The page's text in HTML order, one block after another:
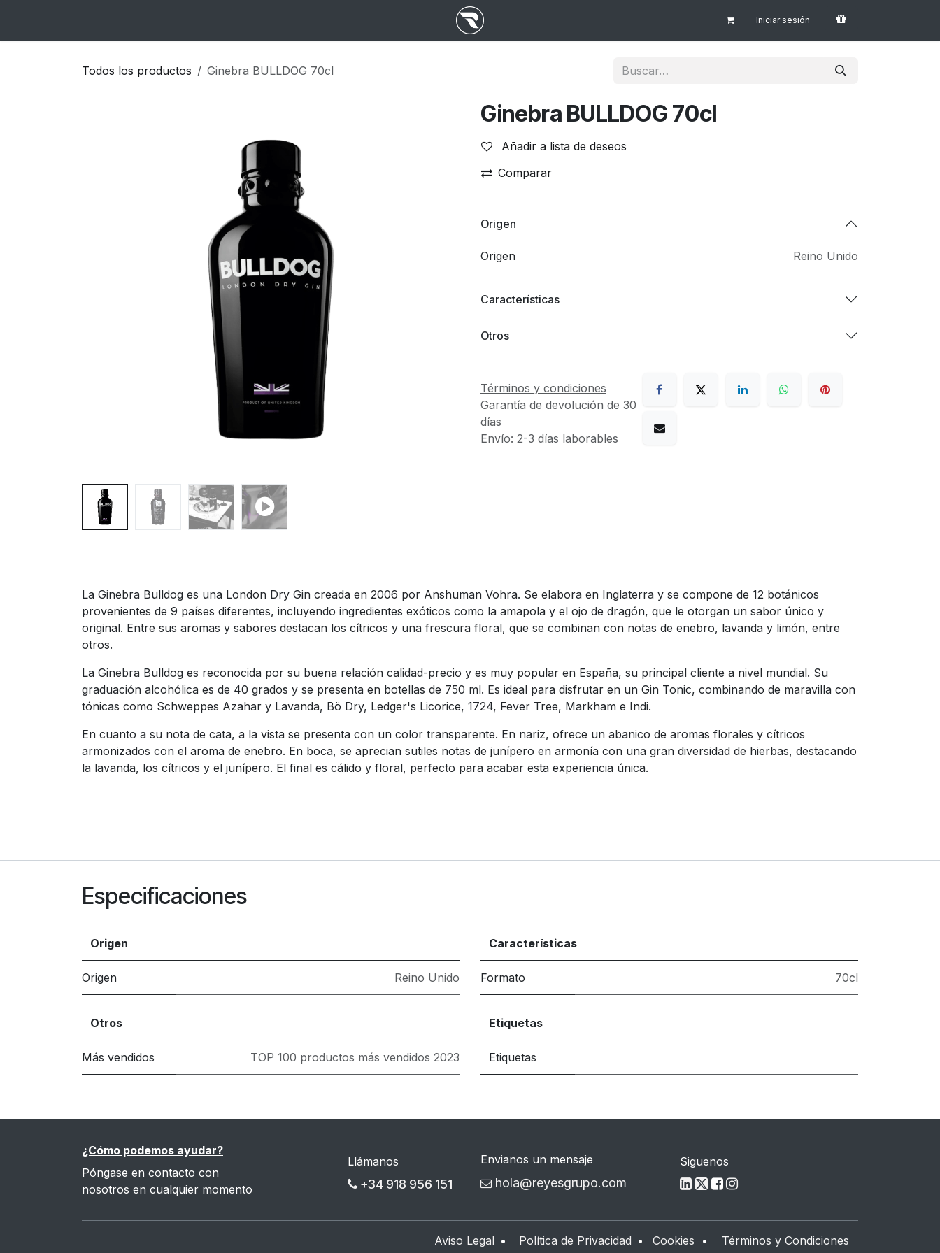
Iniciar sesión
Todos los productos Ginebra BULLDOG 70cl
Ginebra BULLDOG 70cl
Añadir a lista de deseos
Comparar
Origen
Origen Reino Unido
Características
Otros
Términos y condiciones
Garantía de devolución de 30
días
Envío: 2-3 días laborables
La Ginebra Bulldog es una London Dry Gin creada en 2006 por Anshuman Vohra. Se elabora en Inglaterra y se compone de 12 botánicos
provenientes de 9 países diferentes, incluyendo ingredientes exóticos como la amapola y el ojo de dragón, que le otorgan un sabor único y
original. Entre sus aromas y sabores destacan los cítricos y una frescura floral, que se combinan con notas de enebro, lavanda y limón, entre
otros.
La Ginebra Bulldog es reconocida por su buena relación calidad-precio y es muy popular en España, su principal cliente a nivel mundial. Su
graduación alcohólica es de 40 grados y se presenta en botellas de 750 ml. Es ideal para disfrutar en un Gin Tonic, combinando de maravilla con
tónicas como Schweppes Azahar y Lavanda, Bö Dry, Ledger's Licorice, 1724, Fever Tree, Markham e Indi.
En cuanto a su nota de cata, a la vista se presenta con un color transparente. En nariz, ofrece un abanico de aromas florales y cítricos
armonizados con el aroma de enebro. En boca, se aprecian sutiles notas de junípero en armonía con una gran diversidad de hierbas, destacando
la lavanda, los cítricos y el junípero. El final es cálido y floral, perfecto para acabar esta experiencia única.
Especificaciones
Origen
Origen Reino Unido
Características
Formato 70cl
Otros
Más vendidos TOP 100 productos más vendidos 2023
Etiquetas
Etiquetas
¿Cómo podemos ayudar?
Póngase en contacto con
nosotros en cualquier momento
Llámanos
+34 918 956 151
Envianos un mensaje
hola@reyesgrupo.com
Siguenos
Aviso Legal • Política de Privacidad • Cookies • Términos y Condiciones